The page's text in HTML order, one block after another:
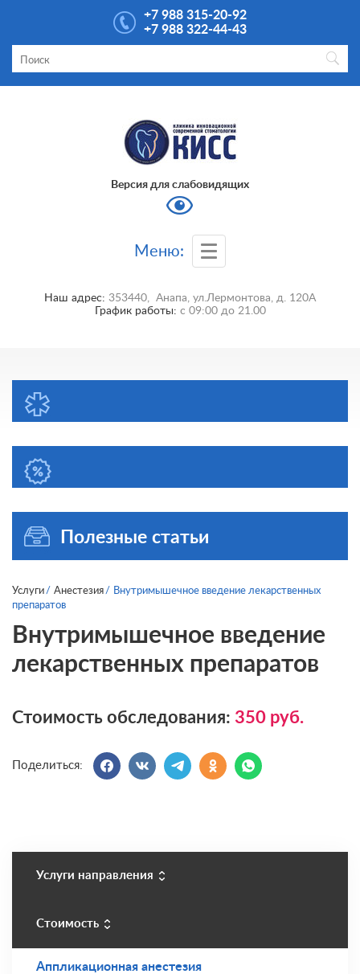
+7 988 315-20-92
+7 988 322-44-43
Версия для слабовидящих
Меню:
Наш адрес: 353440, Анапа, ул.Лермонтова, д. 120А
График работы: с 09:00до 21.00
Полезные статьи
Услуги Анестезия
Внутримышечное введение лекарственных
препаратов
Внутримышечное введение
лекарственных препаратов
Стоимость обследования: 350 руб.
Поделиться:
Услуги направления
Стоимость
Аппликационная анестезия